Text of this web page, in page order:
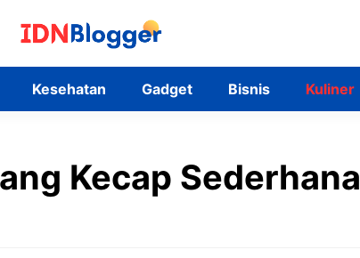
Kesehatan Gadget Bisnis Kuliner
Kecap Sederhana